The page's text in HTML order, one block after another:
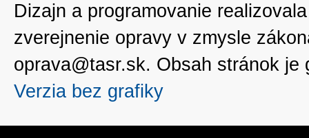
Dizajn a programovanie
zverejnenie opravy v zmysle
oprava@tasr.sk. Obsah stránok
Verzia bez grafiky